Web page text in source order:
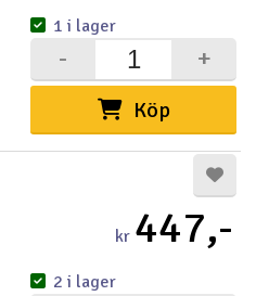
Köp
+
-
1 i lager
kr 447,-
2 i lager